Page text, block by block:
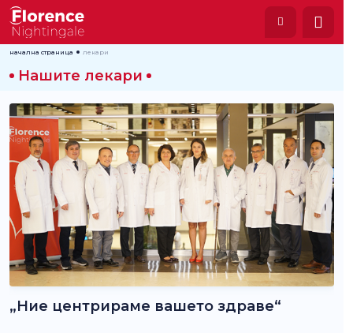
начална страница лекари
Нашите лекари
„Ние центрираме вашето здраве“